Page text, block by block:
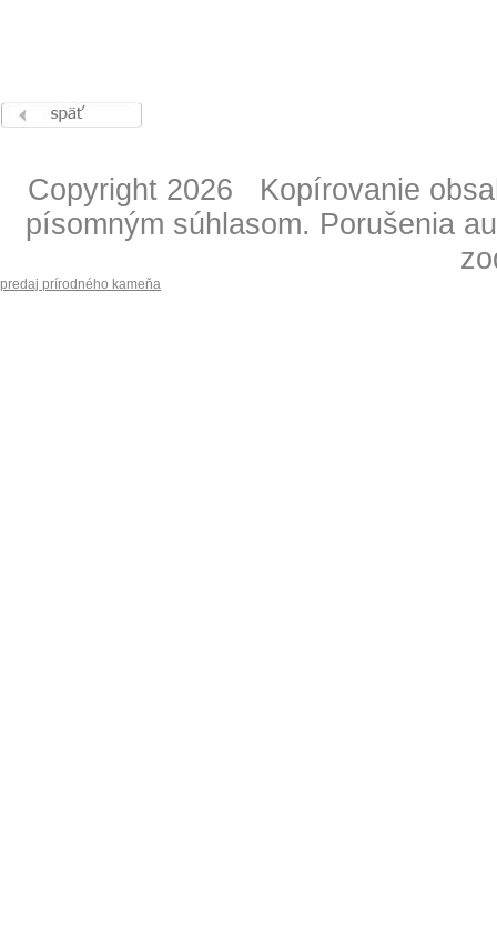
Copyright 2026 Kopírovanie
písomným súhlasom. Porušenia
predaj prírodného kameňa